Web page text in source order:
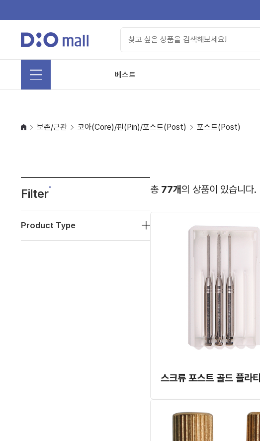
베스트
보존/근관 코아(Core)/핀(Pin)/포스트(Post) 포스트(Post)
Filter
Product Type
총 77개의 상품이 있습니다.